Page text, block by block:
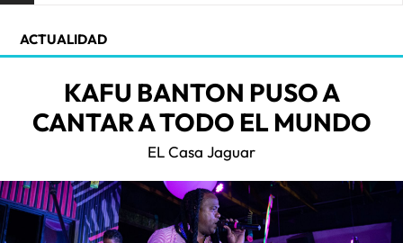
ACTUALIDAD
KAFU BANTON PUSO A
CANTAR A TODO EL MUNDO
EL Casa Jaguar